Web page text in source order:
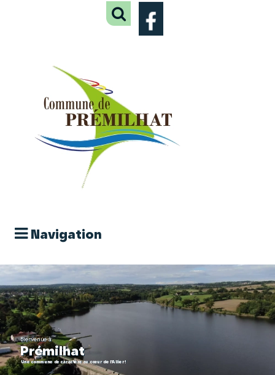
Navigation
Bienvenue à
Prémilhat
Une commune de caractère au coeur de l'Allier !